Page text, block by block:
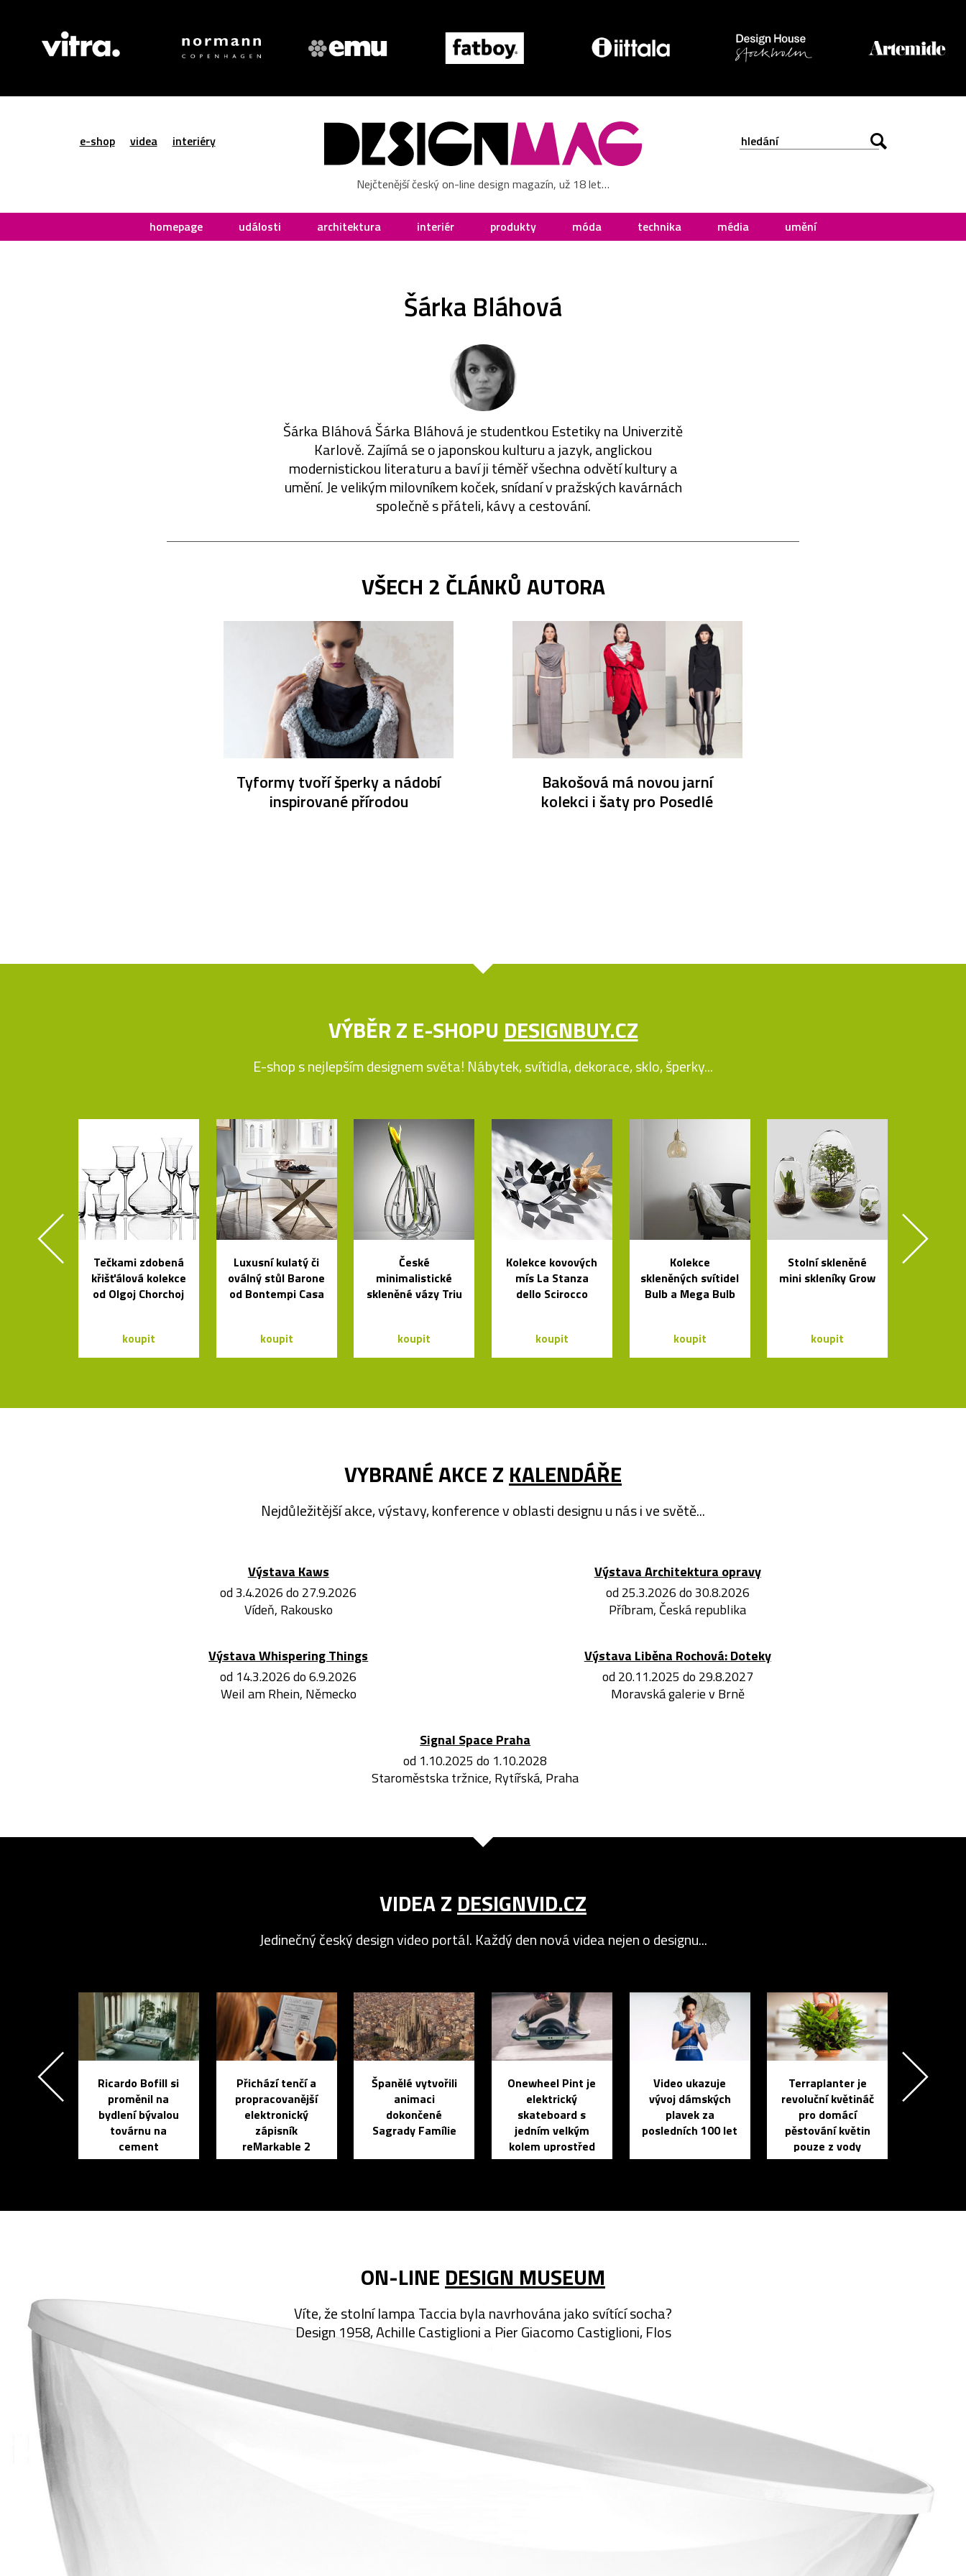
e-shop videa interiéry
Nejčtenější český on-line design magazín, už 18 let…
homepage události architektura interiér produkty móda technika média umění
Šárka Bláhová
Šárka Bláhová Šárka Bláhová je studentkou Estetiky na Univerzitě
Karlově. Zajímá se o japonskou kulturu a jazyk, anglickou
modernistickou literaturu a baví ji téměř všechna odvětí kultury a
umění. Je velikým milovníkem koček, snídaní v pražských kavárnách
společně s přáteli, kávy a cestování.
VŠECH 2 ČLÁNKŮ AUTORA
Tyformy tvoří šperky a nádobí
inspirované přírodou
Bakošová má novou jarní
kolekci i šaty pro Posedlé
VÝBĚR Z E-SHOPUDESIGNBUY.CZ
E-shop s nejlepším designem světa! Nábytek, svítidla, dekorace, sklo, šperky...
Tečkami zdobená
křišťálová kolekce
od Olgoj Chorchoj
koupit
Luxusní kulatý či
oválný stůl Barone
od Bontempi Casa
koupit
České
minimalistické
skleněné vázy Triu
koupit
Kolekce kovových
mís La Stanza
dello Scirocco
koupit
Kolekce
skleněných svítidel
Bulb a Mega Bulb
koupit
Stolní skleněné
mini skleníky Grow
koupit
VYBRANÉ AKCE ZKALENDÁŘE
Nejdůležitější akce, výstavy, konference v oblasti designu u nás i ve světě...
Výstava Kaws
od 3.4.2026 do 27.9.2026
Vídeň, Rakousko
Výstava Architektura opravy
od 25.3.2026 do 30.8.2026
Příbram, Česká republika
Výstava Whispering Things
od 14.3.2026 do 6.9.2026
Weil am Rhein, Německo
Výstava Liběna Rochová: Doteky
od 20.11.2025 do 29.8.2027
Moravská galerie v Brně
Signal Space Praha
od 1.10.2025 do 1.10.2028
Staroměstska tržnice, Rytířská, Praha
VIDEA ZDESIGNVID.CZ
Jedinečný český design video portál. Každý den nová videa nejen o designu...
Ricardo Bofill si
proměnil na
bydlení bývalou
továrnu na
cement
Přichází tenčí a
propracovanější
elektronický
zápisník
reMarkable 2
Španělé vytvořili
animaci
dokončené
Sagrady Famílie
Onewheel Pint je
elektrický
skateboard s
jedním velkým
kolem uprostřed
Video ukazuje
vývoj dámských
plavek za
posledních 100 let
Terraplanter je
revoluční květináč
pro domácí
pěstování květin
pouze z vody
ON-LINEDESIGN MUSEUM
Víte, že stolní lampa Taccia byla navrhována jako svítící socha?
Design 1958, Achille Castiglioni a Pier Giacomo Castiglioni, Flos